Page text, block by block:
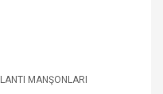
MANŞONLARI